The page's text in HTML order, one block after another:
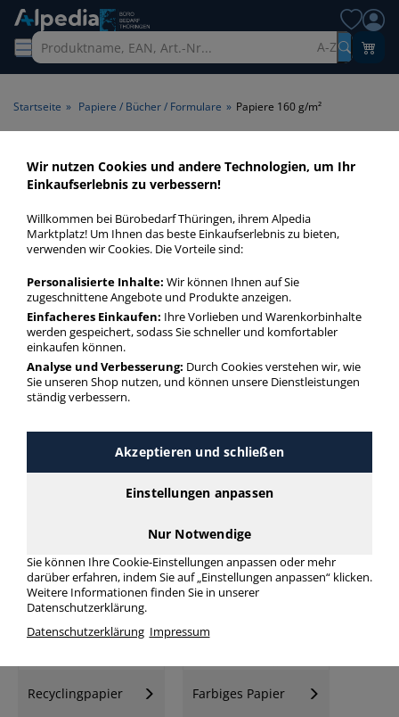
A-Z
Startseite » Papiere / Bücher / Formulare » Papiere 160 g/m²
Papiere 160 g/m² >
Papiergrammatur 160 g/m²
Papiere 160 gm² in bester Qualität zum günstigen Preis.
Finden Sie schnell Papiere 160 gm² mit unserer Filter-
Papiere 160 g/m²
mehr Infos zur Kategorie
Palette
Recyclingpapier Farbiges Papier
Wir nutzen Cookies und andere Technologien, um Ihr
Einkaufserlebnis zu verbessern!
Willkommen bei Bürobedarf Thüringen, ihrem Alpedia
Marktplatz! Um Ihnen das beste Einkaufserlebnis zu bieten,
verwenden wir Cookies. Die Vorteile sind:
Personalisierte Inhalte: Wir können Ihnen auf Sie
zugeschnittene Angebote und Produkte anzeigen.
Einfacheres Einkaufen: Ihre Vorlieben und Warenkorbinhalte
werden gespeichert, sodass Sie schneller und komfortabler
einkaufen können.
Analyse und Verbesserung: Durch Cookies verstehen wir, wie
Sie unseren Shop nutzen, und können unsere Dienstleistungen
ständig verbessern.
Akzeptieren und schließen
Einstellungen anpassen
Nur Notwendige
Sie können Ihre Cookie-Einstellungen anpassen oder mehr
darüber erfahren, indem Sie auf „Einstellungen anpassen“ klicken.
Weitere Informationen finden Sie in unserer
Datenschutzerklärung.
Datenschutzerklärung Impressum